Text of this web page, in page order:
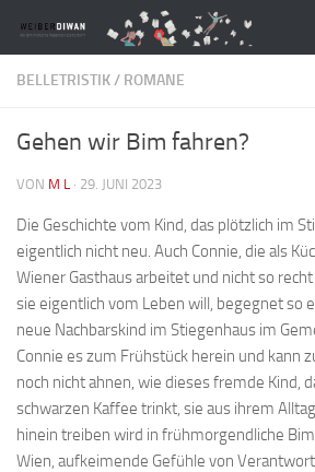
Zum Inhalt springen
BELLETRISTIK/ ROMANE
Gehen wir Bim fahren?
VON M L · 29. JUNI 2023
Die Geschichte vom Kind, das plötzlich im
eigentlich nicht neu. Auch Connie, die als
Wiener Gasthaus arbeitet und nicht so
sie eigentlich vom Leben will, begegnet so
neue Nachbarskind im Stiegenhaus im
Connie es zum Frühstück herein und kann
noch nicht ahnen, wie dieses fremde Kind,
schwarzen Kaffee trinkt, sie aus ihrem
hinein treiben wird in frühmorgendliche
Wien, aufkeimende Gefühle von